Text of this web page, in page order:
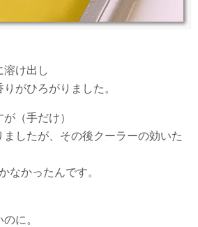
溶け出し
がひろがりました。
（手だけ）
したが、その後クーラーの効いた
なかったんです。
に。